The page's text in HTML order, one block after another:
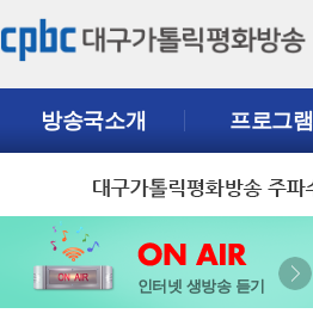
방송국소개 프로그램
인터넷 생방송 듣기